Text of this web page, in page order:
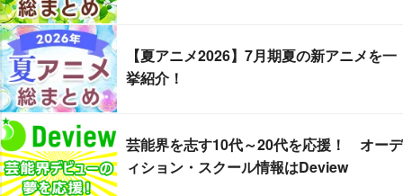
【夏アニメ2026】7月期夏の新アニメを一
挙紹介！
芸能界を志す10代～20代を応援！ オーデ
ィション・スクール情報はDeview